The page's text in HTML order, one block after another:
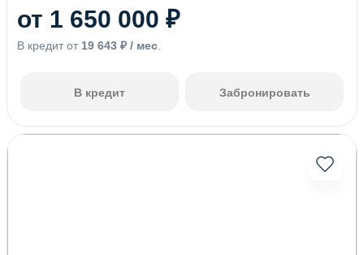
(36)
(8)
(5)
(3)
(2)
(3)
от 1 650 000 ₽
В кредит от 19 643 ₽ / мес
В кредит Забронировать